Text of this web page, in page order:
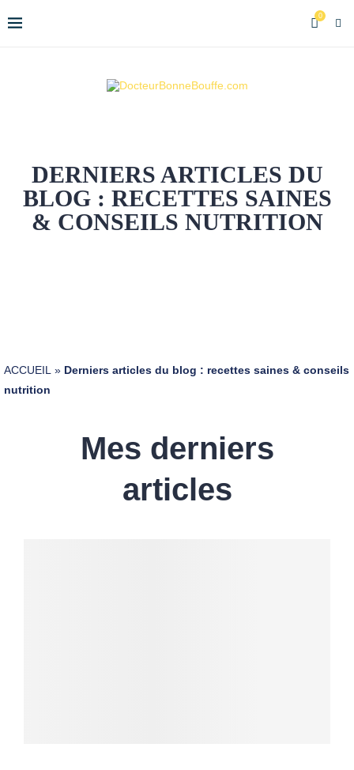
0
DERNIERS ARTICLES DU
BLOG : RECETTES SAINES
& CONSEILS NUTRITION
ACCUEIL » Derniers articles du blog : recettes saines & conseils
nutrition
Mes derniers
articles